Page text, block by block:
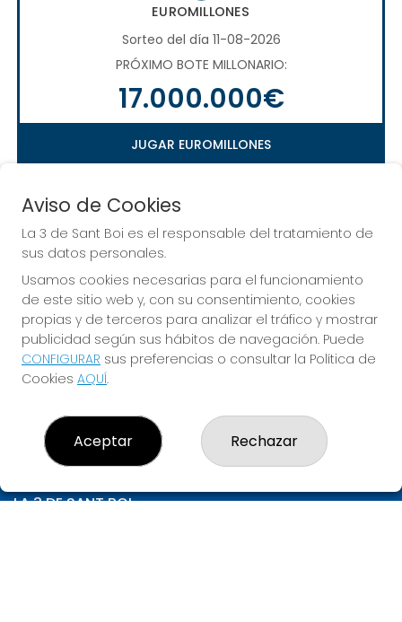
EUROMILLONES
Sorteo del día 11-08-2026
PRÓXIMO BOTE MILLONARIO:
17.000.000€
JUGAR EUROMILLONES
LA QUINIELA
PRÓXIMO BOTE MILLONARIO:
1.000.000€
LA 3 DE SANT BOI
Aviso de Cookies
La 3 de Sant Boi es el responsable del tratamiento de
sus datos personales.
Usamos cookies necesarias para el funcionamiento
de este sitio web y, con su consentimiento, cookies
propias y de terceros para analizar el tráfico y mostrar
publicidad según sus hábitos de navegación. Puede
CONFIGURAR sus preferencias o consultar la Política de
Cookies AQUÍ.
Aceptar Rechazar